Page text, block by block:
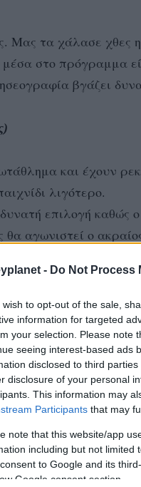
- Do Not Process
wish to opt-out of the sale,
information for targeted
your selection. Please note
seeing interest-based ads
disclosed to third
disclosure of your personal
This information may
Participants that may
note that this website/app
including but not limited
to Google and its
Google consent section.
Μας τα χάλασε
στο πρόγραμμα
βγάζει
και έχουν
λιγότερο.
επιλογή καθώς
θα αγωνιστεί ο
αστράγαλο του
στην επίθεση της